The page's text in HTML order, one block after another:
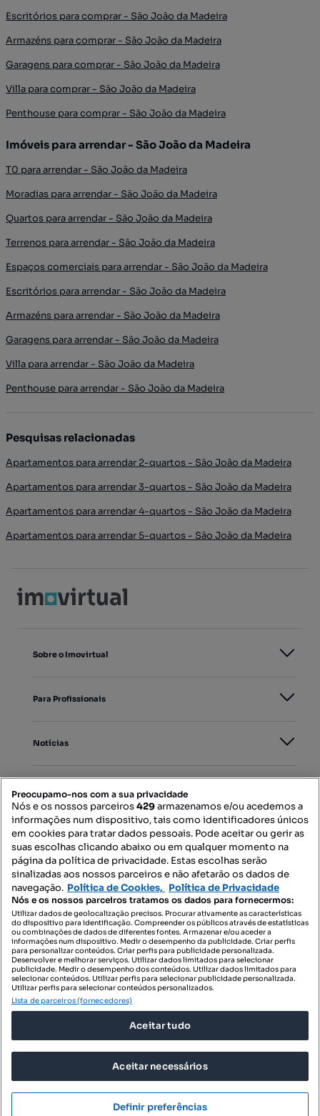
Escritórios para comprar - São João da Madeira
Armazéns para comprar - São João da Madeira
Garagens para comprar - São João da Madeira
Villa para comprar - São João da Madeira
Penthouse para comprar - São João da Madeira
Imóveis para arrendar - São João da Madeira
T0 para arrendar - São João da Madeira
Moradias para arrendar - São João da Madeira
Quartos para arrendar - São João da Madeira
Terrenos para arrendar - São João da Madeira
Espaços comerciais para arrendar - São João da Madeira
Escritórios para arrendar - São João da Madeira
Armazéns para arrendar - São João da Madeira
Garagens para arrendar - São João da Madeira
Villa para arrendar - São João da Madeira
Penthouse para arrendar - São João da Madeira
Pesquisas relacionadas
Apartamentos para arrendar 2-quartos - São João da Madeira
Apartamentos para arrendar 3-quartos - São João da Madeira
Apartamentos para arrendar 4-quartos - São João da Madeira
Apartamentos para arrendar 5-quartos - São João da Madeira
Sobre o Imovirtual
Para Profissionais
Notícias
Mapa do Site
Contacte-nos
SIGA-NOS:
DESCARREGAR NA:
© 2026 Imovirtual.com, OLX Portugal, S.A.
TERMOS DE UTILIZAÇÃO
POLÍTICA DE PRIVACIDADE
Preocupamo-nos com a sua privacidade
Nós e os nossos parceiros429armazenamos e/ou acedemos a
informações num dispositivo, tais como identificadores únicos
em cookies para tratar dados pessoais. Pode aceitar ou gerir as
suas escolhas clicando abaixo ou em qualquer momento na
página da política de privacidade. Estas escolhas serão
sinalizadas aos nossos parceiros e não afetarão os dados de
navegação. Política de Cookies, Política de Privacidade
Nós e os nossos parceiros tratamos os dados para fornecermos:
Utilizar dados de geolocalização precisos. Procurar ativamente as características
do dispositivo para identificação. Compreender os públicos através de estatísticas
ou combinações de dados de diferentes fontes. Armazenar e/ou aceder a
informações num dispositivo. Medir o desempenho da publicidade. Criar perfis
para personalizar conteúdos. Criar perfis para publicidade personalizada.
Desenvolver e melhorar serviços. Utilizar dados limitados para selecionar
publicidade. Medir o desempenho dos conteúdos. Utilizar dados limitados para
selecionar conteúdos. Utilizar perfis para selecionar publicidade personalizada.
Utilizar perfis para selecionar conteúdos personalizados.
Lista de parceiros (fornecedores)
Aceitar tudo
Aceitar necessários
Definir preferências